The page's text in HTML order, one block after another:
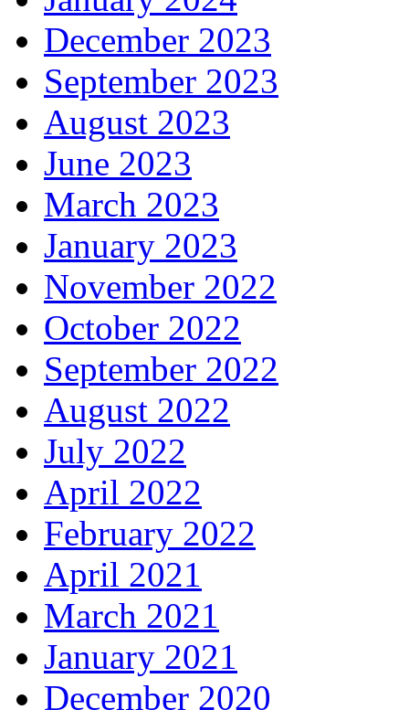
December 2023
September 2023
August 2023
June 2023
March 2023
January 2023
November 2022
October 2022
September 2022
August 2022
July 2022
April 2022
February 2022
April 2021
March 2021
January 2021
December 2020